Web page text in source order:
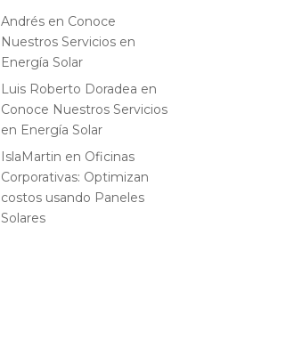
Andrés en Conoce
Nuestros Servicios en
Energía Solar
Luis Roberto Doradea en
Conoce Nuestros Servicios
en Energía Solar
IslaMartin en Oficinas
Corporativas: Optimizan
costos usando Paneles
Solares